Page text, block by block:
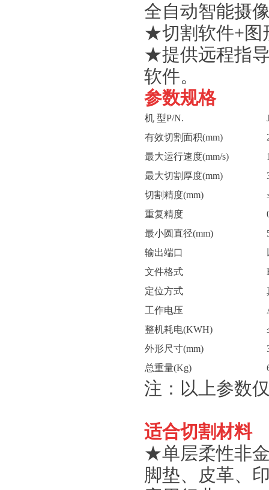
全自动智能摄
★切割软件+图
★提供远程指
软件。
参数规格
机 型P/N.
有效切割面积(mm)
最大运行速度(mm/s)
最大切割厚度(mm)
切割精度(mm)
重复精度
最小圆直径(mm)
输出端口
文件格式
定位方式
工作电压
整机耗电(KWH)
外形尺寸(mm)
总重量(Kg)
注：以上参数
适合切割材料
★单层柔性非
脚垫、皮革、